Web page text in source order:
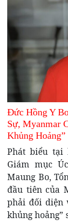
Đức Hồng Y
Sự, Myanmar
Khủng Hoảng”
Phát biểu tại
Giám mục
Maung Bo,
đầu tiên của
phải đối diện
khủng